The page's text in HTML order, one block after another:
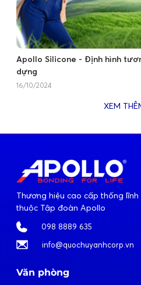
Apollo Silicone - Định hình
dựng
16/10/2024
XEM
Thương hiệu cao cấp thống lĩnh
thuộc Tập đoàn Apollo
098 8889 635
info@quochuyanhcorp.vn
Văn phòng